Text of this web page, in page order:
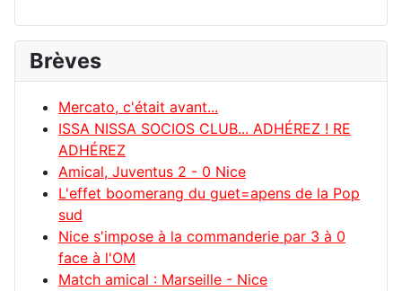
Brèves
Mercato, c'était avant...
ISSA NISSA SOCIOS CLUB... ADHÉREZ ! RE
ADHÉREZ
Amical, Juventus 2 - 0 Nice
L'effet boomerang du guet=apens de la Pop
sud
Nice s'impose à la commanderie par 3 à 0
face à l'OM
Match amical : Marseille - Nice